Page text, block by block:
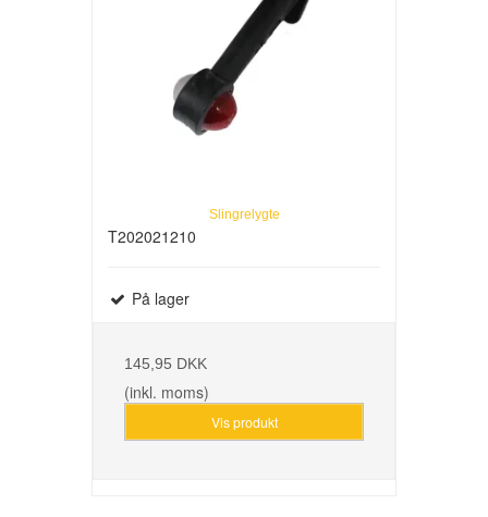
Slingrelygte
T202021210
På lager
145,95 DKK
(inkl. moms)
Vis produkt